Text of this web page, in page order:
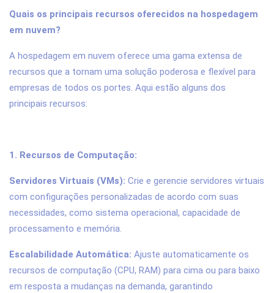
Quais os principais recursos oferecidos na hospedagem
em nuvem?
A hospedagem em nuvem oferece uma gama extensa de
recursos que a tornam uma solução poderosa e flexível para
empresas de todos os portes. Aqui estão alguns dos
principais recursos:
1. Recursos de Computação:
Servidores Virtuais (VMs): Crie e gerencie servidores virtuais
com configurações personalizadas de acordo com suas
necessidades, como sistema operacional, capacidade de
processamento e memória.
Escalabilidade Automática: Ajuste automaticamente os
recursos de computação (CPU, RAM) para cima ou para baixo
em resposta a mudanças na demanda, garantindo